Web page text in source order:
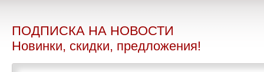
ПОДПИСКА НА НОВОСТИ
Новинки, скидки, предложения!